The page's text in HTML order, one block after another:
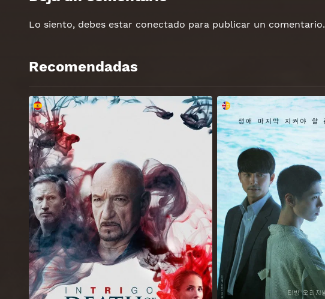
Lo siento, debes estar conectado para publicar un comentario.
Recomendadas